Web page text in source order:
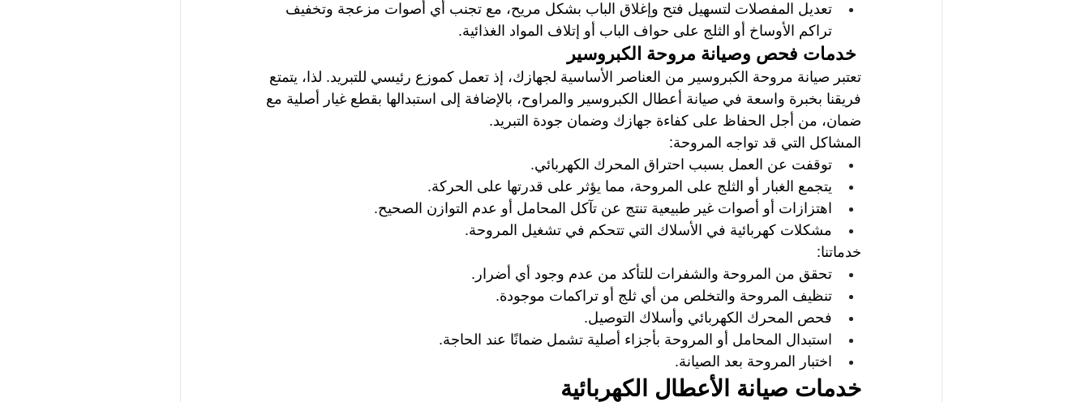
تعديل المفصلات لتسهيل فتح وإغلاق الباب بشكل مريح، مع تجنب أي أصوات مزعجة وتخفيف
تراكم الأوساخ أو الثلج على حواف الباب أو إتلاف المواد الغذائية.
خدمات فحص وصيانة مروحة الكبروسير
تعتبر صيانة مروحة الكبروسير من العناصر الأساسية لجهازك، إذ تعمل كموزع رئيسي للتبريد. لذا، يتمتع
فريقنا بخبرة واسعة في صيانة أعطال الكبروسير والمراوح، بالإضافة إلى استبدالها بقطع غيار أصلية مع
ضمان، من أجل الحفاظ على كفاءة جهازك وضمان جودة التبريد.
المشاكل التي قد تواجه المروحة:
توقفت عن العمل بسبب احتراق المحرك الكهربائي.
يتجمع الغبار أو الثلج على المروحة، مما يؤثر على قدرتها على الحركة.
اهتزازات أو أصوات غير طبيعية تنتج عن تآكل المحامل أو عدم التوازن الصحيح.
مشكلات كهربائية في الأسلاك التي تتحكم في تشغيل المروحة.
خدماتنا:
تحقق من المروحة والشفرات للتأكد من عدم وجود أي أضرار.
تنظيف المروحة والتخلص من أي ثلج أو تراكمات موجودة.
فحص المحرك الكهربائي وأسلاك التوصيل.
استبدال المحامل أو المروحة بأجزاء أصلية تشمل ضمانًا عند الحاجة.
اختبار المروحة بعد الصيانة.
خدمات صيانة الأعطال الكهربائية